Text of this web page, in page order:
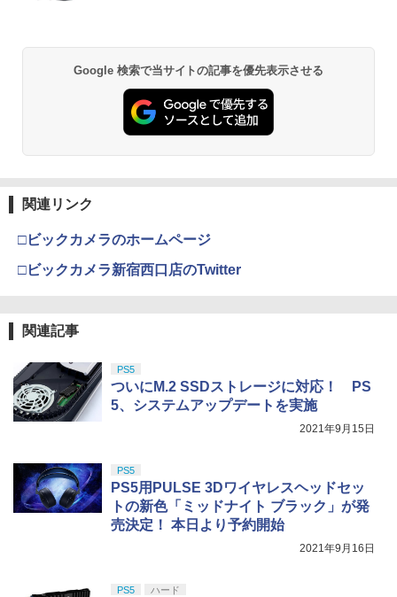
Google 検索で当サイトの記事を優先表示させる
関連リンク
□ビックカメラのホームページ
□ビックカメラ新宿西口店のTwitter
関連記事
PS5
ついにM.2 SSDストレージに対応！ PS
5、システムアップデートを実施
2021年9月15日
PS5
PS5用PULSE 3Dワイヤレスヘッドセッ
トの新色「ミッドナイト ブラック」が発
売決定！ 本日より予約開始
2021年9月16日
PS5 ハード